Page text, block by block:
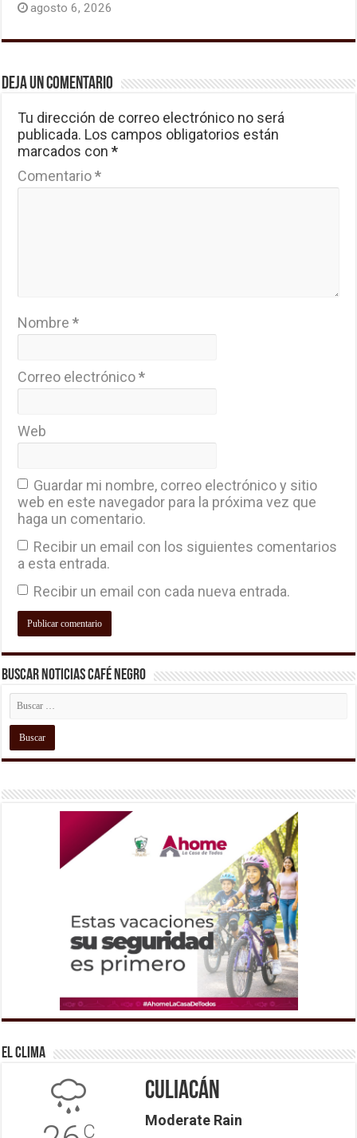
agosto 6, 2026
Deja un comentario
Tu dirección de correo electrónico no será
publicada. Los campos obligatorios están
marcados con*
Comentario*
Nombre*
Correo electrónico*
Web
Guardar mi nombre, correo electrónico y sitio
web en este navegador para la próxima vez que
haga un comentario.
Recibir un email con los siguientes comentarios
a esta entrada.
Recibir un email con cada nueva entrada.
Buscar Noticias Café Negro
El Clima
C
Culiacán
Moderate Rain